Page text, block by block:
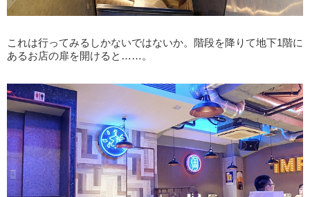
これは行ってみるしかないではないか。階段を降りて地下1階に
あるお店の扉を開けると……。